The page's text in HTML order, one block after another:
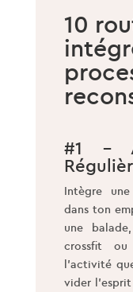
10
#1 –
Intègre
dans ton
une
crossfit ou
l’activité
vider